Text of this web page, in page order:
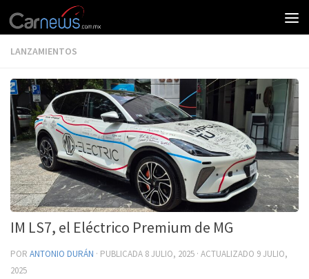
LANZAMIENTOS
IM LS7, el Eléctrico Premium de MG
POR ANTONIO DURÁN · PUBLICADA 8 JULIO, 2025 · ACTUALIZADO 9 JULIO,
2025